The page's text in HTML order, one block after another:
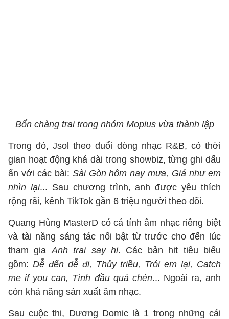
Bốn chàng trai trong nhóm Mopius vừa thành lập
Trong đó, Jsol theo đuổi dòng nhạc R&B, có thời
gian hoạt động khá dài trong showbiz, từng ghi dấu
ấn với các bài: Sài Gòn hôm nay mưa, Giá như em
nhìn lại... Sau chương trình, anh được yêu thích
rộng rãi, kênh TikTok gần 6 triệu người theo dõi.
Quang Hùng MasterD có cá tính âm nhạc riêng biệt
và tài năng sáng tác nổi bật từ trước cho đến lúc
tham giaAnh trai say hi. Các bản hit tiêu biểu
gồm: Dễ đến dễ đi, Thủy triều, Trói em lại, Catch
me if you can, Tình đầu quá chén... Ngoài ra, anh
còn khả năng sản xuất âm nhạc.
Sau cuộc thi, Dương Domic là 1 trong những cái